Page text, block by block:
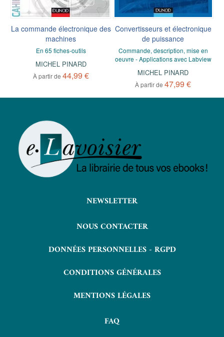
La commande électronique des
machines
En 65 fiches-outils
MICHEL PINARD
À partir de 44,99 €
Convertisseurs et électronique
de puissance
Commande, description, mise en
oeuvre - Applications avec Labview
MICHEL PINARD
À partir de47,99 €
NEWSLETTER
NOUS CONTACTER
DONNÉES PERSONNELLES - RGPD
CONDITIONS GÉNÉRALES
MENTIONS LÉGALES
FAQ